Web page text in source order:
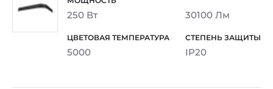
250 Вт 30100 Лм
5000 IP20